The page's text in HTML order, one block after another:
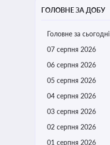
ГОЛОВНЕ ЗА ДОБУ
Головне за сьогодні
07 серпня 2026
06 серпня 2026
05 серпня 2026
04 серпня 2026
03 серпня 2026
02 серпня 2026
01 серпня 2026